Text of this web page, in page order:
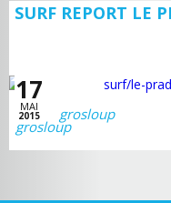
SURF REPORT LE
17
MAI
2015
grosloup